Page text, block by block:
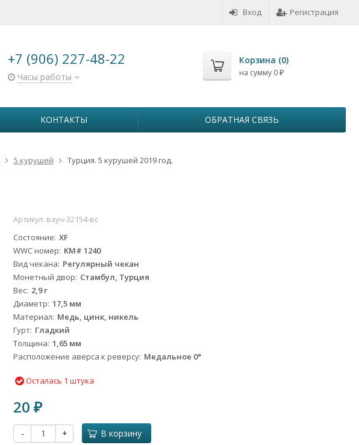
Вход Регистрация
+7 (906) 227-48-22
Часы работы
Корзина (0)
на сумму 0 ₽
КОНТАКТЫ ОБРАТНАЯ СВЯЗЬ
5 курушей Турция. 5 курушей 2019 год.
Артикул: вауч-32154-вс
Состояние XF
WWC номер KM# 1240
Вид чекана Регулярный чекан
Монетный двор Стамбул, Турция
Вес 2,9 г
Диаметр 17,5 мм
Материал Медь, цинк, никель
Гурт Гладкий
Толщина 1,65 мм
Расположение аверса к реверсу Медальное 0°
Осталась 1 штука
20₽
- + В корзину